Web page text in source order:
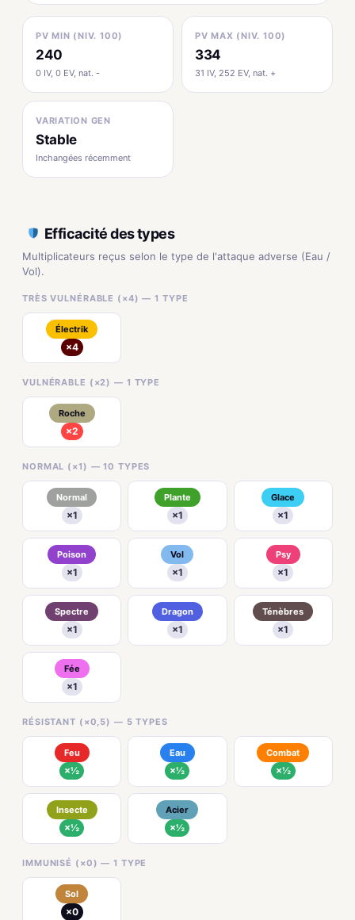
PV MIN (NIV. 100)
240
0 IV, 0 EV, nat. -
PV MAX (NIV. 100)
334
31 IV, 252 EV, nat. +
VARIATION GEN
Stable
Inchangées récemment
Efficacité des types
Multiplicateurs reçus selon le type de l'attaque adverse (Eau /
Vol).
TRÈS VULNÉRABLE (×4) — 1 TYPE
Électrik
×4
VULNÉRABLE (×2) — 1 TYPE
Roche
×2
NORMAL (×1) — 10 TYPES
Normal
×1
Plante
×1
Glace
×1
Poison
×1
Vol
×1
Psy
×1
Spectre
×1
Dragon
×1
Ténèbres
×1
Fée
×1
RÉSISTANT (×0,5) — 5 TYPES
Feu
×½
Eau
×½
Combat
×½
Insecte
×½
Acier
×½
IMMUNISÉ (×0) — 1 TYPE
Sol
×0